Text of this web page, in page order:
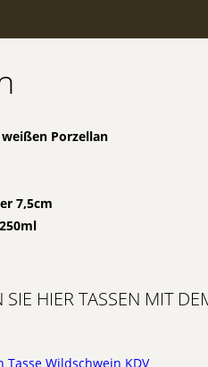
weißen Porzellan
7,5cm
SIE HIER TASSEN MIT
Tasse Wildschwein KDV